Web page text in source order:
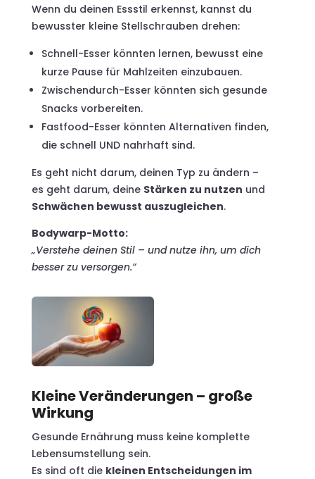
Wenn du deinen Essstil erkennst, kannst du
bewusster kleine Stellschrauben drehen:
Schnell-Esser könnten lernen, bewusst eine
kurze Pause für Mahlzeiten einzubauen.
Zwischendurch-Esser könnten sich gesunde
Snacks vorbereiten.
Fastfood-Esser könnten Alternativen finden,
die schnell UND nahrhaft sind.
Es geht nicht darum, deinen Typ zu ändern –
es geht darum, deine Stärken zu nutzen und
Schwächen bewusst auszugleichen.
Bodywarp-Motto:
„Verstehe deinen Stil – und nutze ihn, um dich
besser zu versorgen.“
Kleine Veränderungen – große
Wirkung
Gesunde Ernährung muss keine komplette
Lebensumstellung sein.
Es sind oft die kleinen Entscheidungen im